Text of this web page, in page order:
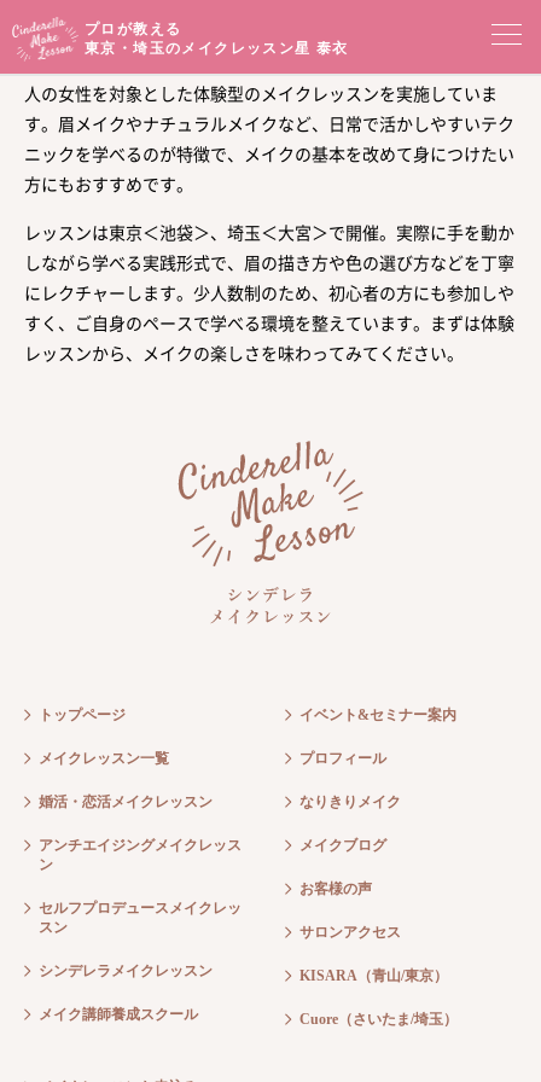
プロが教える
東京・埼玉のメイクレッスン星 泰衣
コンセプト
メイクレッスン一覧
プロフィール メイクブログ
お客様の声 サロンアクセス
星泰衣のシンデレラメイクレッスンは、東京・埼玉を拠点に、大
人の女性を対象とした体験型のメイクレッスンを実施していま
す。眉メイクやナチュラルメイクなど、日常で活かしやすいテク
ニックを学べるのが特徴で、メイクの基本を改めて身につけたい
方にもおすすめです。
レッスンは東京＜池袋＞、埼玉＜大宮＞で開催。実際に手を動か
しながら学べる実践形式で、眉の描き方や色の選び方などを丁寧
にレクチャーします。少人数制のため、初心者の方にも参加しや
すく、ご自身のペースで学べる環境を整えています。まずは体験
レッスンから、メイクの楽しさを味わってみてください。
トップページ
メイクレッスン一覧
婚活・恋活メイクレッスン
アンチエイジングメイクレッス
ン
セルフプロデュースメイクレッ
スン
シンデレラメイクレッスン
メイク講師養成スクール
イベント&セミナー案内
プロフィール
なりきりメイク
メイクブログ
お客様の声
サロンアクセス
KISARA（青山/東京）
Cuore（さいたま/埼玉）